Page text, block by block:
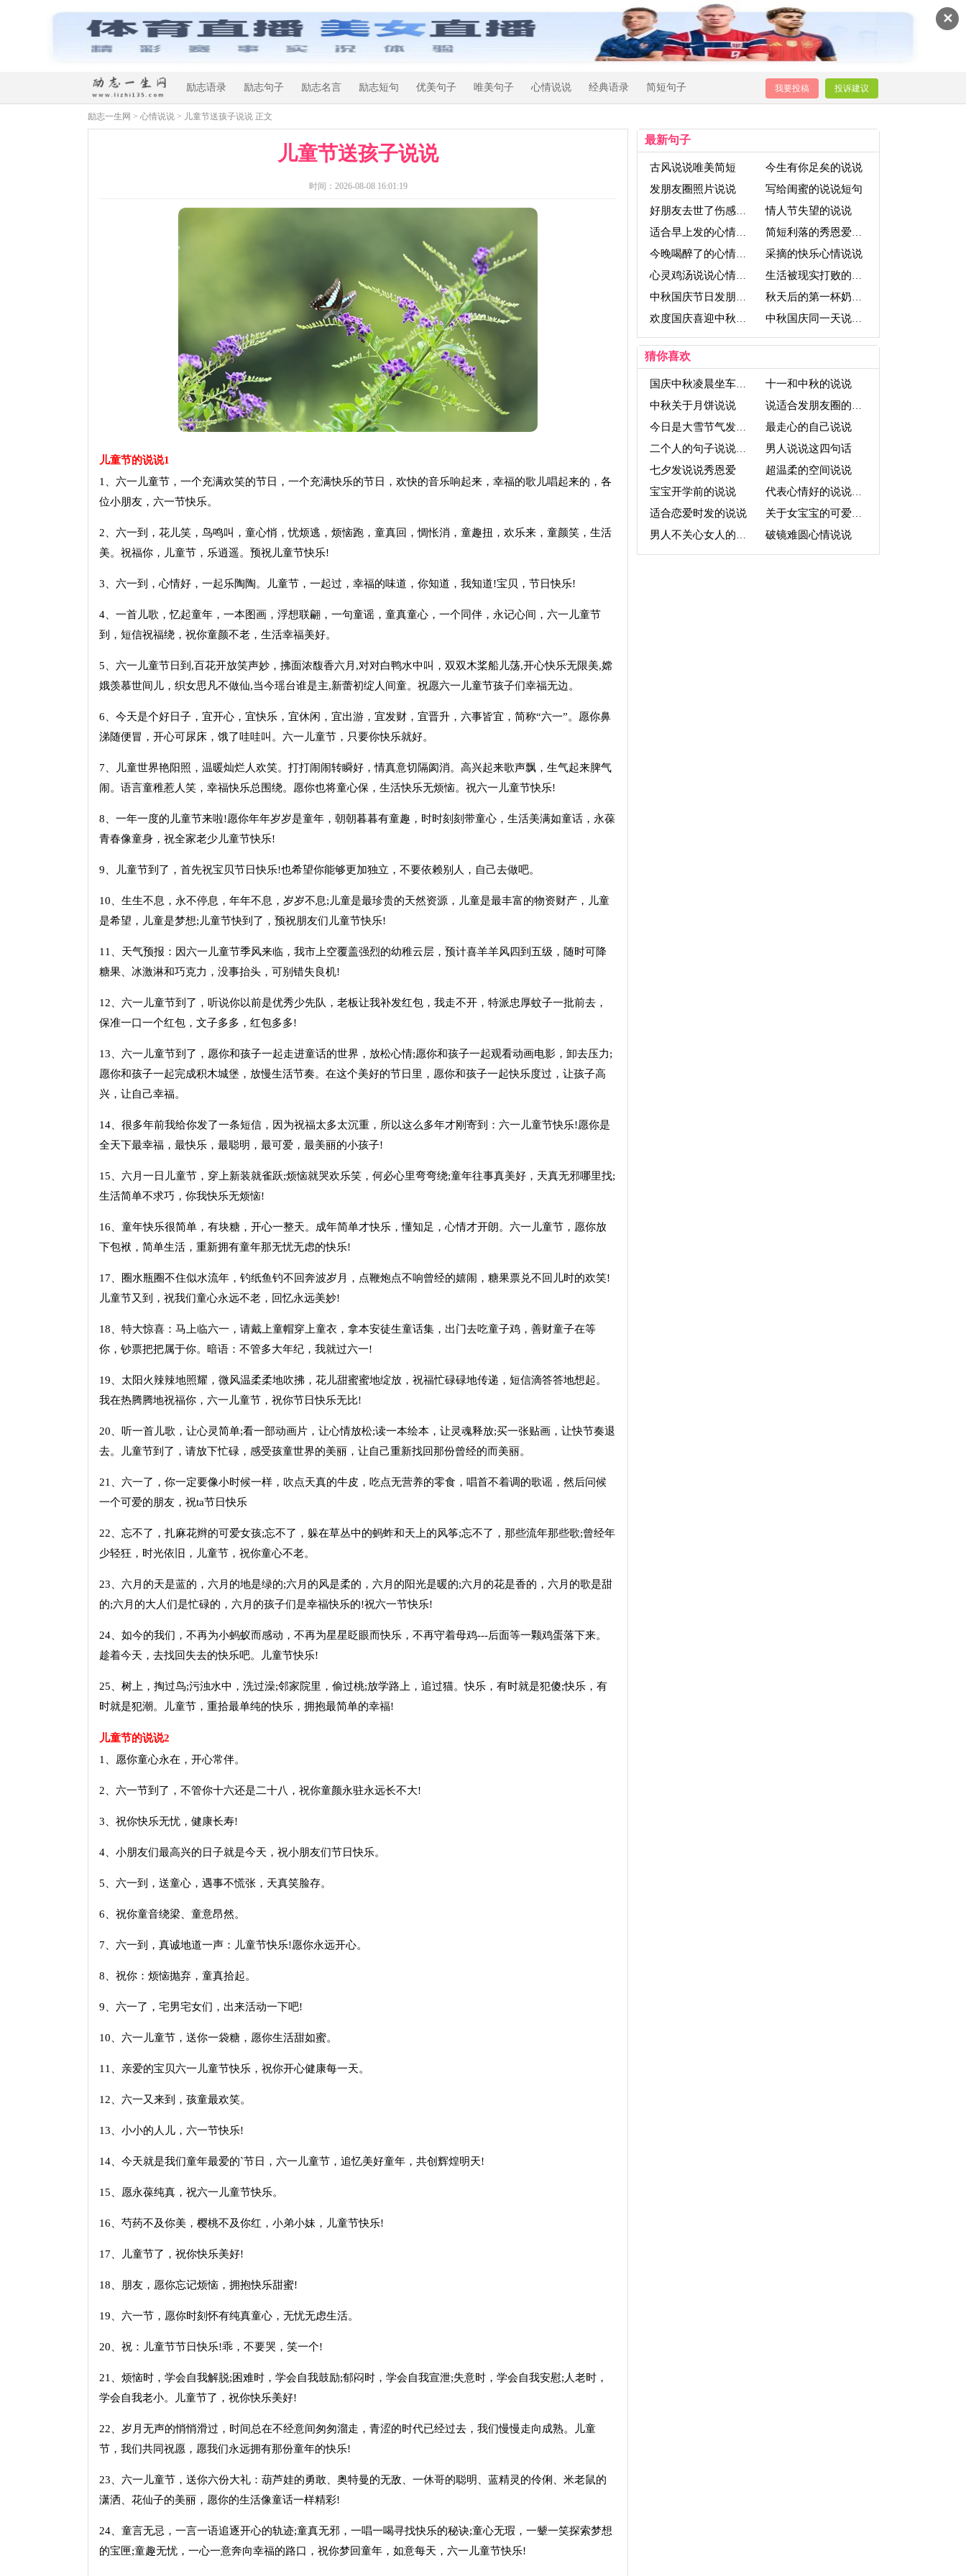
✕
励志语录 励志句子 励志名言 励志短句 优美句子 唯美句子 心情说说 经典语录 简短句子 我要投稿 投诉建议
励志一生网 > 心情说说 > 儿童节送孩子说说 正文
儿童节送孩子说说
时间：2026-08-08 16:01:19
儿童节的说说1
1、六一儿童节，一个充满欢笑的节日，一个充满快乐的节日，欢快的音乐响起来，幸福的歌儿唱起来的，各
位小朋友，六一节快乐。
2、六一到，花儿笑，鸟鸣叫，童心悄，忧烦逃，烦恼跑，童真回，惆怅消，童趣扭，欢乐来，童颜笑，生活
美。祝福你，儿童节，乐逍遥。预祝儿童节快乐!
3、六一到，心情好，一起乐陶陶。儿童节，一起过，幸福的味道，你知道，我知道!宝贝，节日快乐!
4、一首儿歌，忆起童年，一本图画，浮想联翩，一句童谣，童真童心，一个同伴，永记心间，六一儿童节
到，短信祝福绕，祝你童颜不老，生活幸福美好。
5、六一儿童节日到,百花开放笑声妙，拂面浓馥香六月,对对白鸭水中叫，双双木桨船儿荡,开心快乐无限美,嫦
娥羡慕世间儿，织女思凡不做仙,当今瑶台谁是主,新蕾初绽人间童。祝愿六一儿童节孩子们幸福无边。
6、今天是个好日子，宜开心，宜快乐，宜休闲，宜出游，宜发财，宜晋升，六事皆宜，简称“六一”。愿你鼻
涕随便冒，开心可尿床，饿了哇哇叫。六一儿童节，只要你快乐就好。
7、儿童世界艳阳照，温暖灿烂人欢笑。打打闹闹转瞬好，情真意切隔阂消。高兴起来歌声飘，生气起来脾气
闹。语言童稚惹人笑，幸福快乐总围绕。愿你也将童心保，生活快乐无烦恼。祝六一儿童节快乐!
8、一年一度的儿童节来啦!愿你年年岁岁是童年，朝朝暮暮有童趣，时时刻刻带童心，生活美满如童话，永葆
青春像童身，祝全家老少儿童节快乐!
9、儿童节到了，首先祝宝贝节日快乐!也希望你能够更加独立，不要依赖别人，自己去做吧。
10、生生不息，永不停息，年年不息，岁岁不息;儿童是最珍贵的天然资源，儿童是最丰富的物资财产，儿童
是希望，儿童是梦想;儿童节快到了，预祝朋友们儿童节快乐!
11、天气预报：因六一儿童节季风来临，我市上空覆盖强烈的幼稚云层，预计喜羊羊风四到五级，随时可降
糖果、冰激淋和巧克力，没事抬头，可别错失良机!
12、六一儿童节到了，听说你以前是优秀少先队，老板让我补发红包，我走不开，特派忠厚蚊子一批前去，
保准一口一个红包，文子多多，红包多多!
13、六一儿童节到了，愿你和孩子一起走进童话的世界，放松心情;愿你和孩子一起观看动画电影，卸去压力;
愿你和孩子一起完成积木城堡，放慢生活节奏。在这个美好的节日里，愿你和孩子一起快乐度过，让孩子高
兴，让自己幸福。
14、很多年前我给你发了一条短信，因为祝福太多太沉重，所以这么多年才刚寄到：六一儿童节快乐!愿你是
全天下最幸福，最快乐，最聪明，最可爱，最美丽的小孩子!
15、六月一日儿童节，穿上新装就雀跃;烦恼就哭欢乐笑，何必心里弯弯绕;童年往事真美好，天真无邪哪里找;
生活简单不求巧，你我快乐无烦恼!
16、童年快乐很简单，有块糖，开心一整天。成年简单才快乐，懂知足，心情才开朗。六一儿童节，愿你放
下包袱，简单生活，重新拥有童年那无忧无虑的快乐!
17、圈水瓶圈不住似水流年，钓纸鱼钓不回奔波岁月，点鞭炮点不响曾经的嬉闹，糖果票兑不回儿时的欢笑!
儿童节又到，祝我们童心永远不老，回忆永远美妙!
18、特大惊喜：马上临六一，请戴上童帽穿上童衣，拿本安徒生童话集，出门去吃童子鸡，善财童子在等
你，钞票把把属于你。暗语：不管多大年纪，我就过六一!
19、太阳火辣辣地照耀，微风温柔柔地吹拂，花儿甜蜜蜜地绽放，祝福忙碌碌地传递，短信滴答答地想起。
我在热腾腾地祝福你，六一儿童节，祝你节日快乐无比!
20、听一首儿歌，让心灵简单;看一部动画片，让心情放松;读一本绘本，让灵魂释放;买一张贴画，让快节奏退
去。儿童节到了，请放下忙碌，感受孩童世界的美丽，让自己重新找回那份曾经的而美丽。
21、六一了，你一定要像小时候一样，吹点天真的牛皮，吃点无营养的零食，唱首不着调的歌谣，然后问候
一个可爱的朋友，祝ta节日快乐
22、忘不了，扎麻花辫的可爱女孩;忘不了，躲在草丛中的蚂蚱和天上的风筝;忘不了，那些流年那些歌;曾经年
少轻狂，时光依旧，儿童节，祝你童心不老。
23、六月的天是蓝的，六月的地是绿的;六月的风是柔的，六月的阳光是暖的;六月的花是香的，六月的歌是甜
的;六月的大人们是忙碌的，六月的孩子们是幸福快乐的!祝六一节快乐!
24、如今的我们，不再为小蚂蚁而感动，不再为星星眨眼而快乐，不再守着母鸡---后面等一颗鸡蛋落下来。
趁着今天，去找回失去的快乐吧。儿童节快乐!
25、树上，掏过鸟;污浊水中，洗过澡;邻家院里，偷过桃;放学路上，追过猫。快乐，有时就是犯傻;快乐，有
时就是犯潮。儿童节，重拾最单纯的快乐，拥抱最简单的幸福!
儿童节的说说2
1、愿你童心永在，开心常伴。
2、六一节到了，不管你十六还是二十八，祝你童颜永驻永远长不大!
3、祝你快乐无忧，健康长寿!
4、小朋友们最高兴的日子就是今天，祝小朋友们节日快乐。
5、六一到，送童心，遇事不慌张，天真笑脸存。
6、祝你童音绕梁、童意昂然。
7、六一到，真诚地道一声：儿童节快乐!愿你永远开心。
8、祝你：烦恼抛弃，童真拾起。
9、六一了，宅男宅女们，出来活动一下吧!
10、六一儿童节，送你一袋糖，愿你生活甜如蜜。
11、亲爱的宝贝六一儿童节快乐，祝你开心健康每一天。
12、六一又来到，孩童最欢笑。
13、小小的人儿，六一节快乐!
14、今天就是我们童年最爱的`节日，六一儿童节，追忆美好童年，共创辉煌明天!
15、愿永葆纯真，祝六一儿童节快乐。
16、芍药不及你美，樱桃不及你红，小弟小妹，儿童节快乐!
17、儿童节了，祝你快乐美好!
18、朋友，愿你忘记烦恼，拥抱快乐甜蜜!
19、六一节，愿你时刻怀有纯真童心，无忧无虑生活。
20、祝：儿童节节日快乐!乖，不要哭，笑一个!
21、烦恼时，学会自我解脱;困难时，学会自我鼓励;郁闷时，学会自我宣泄;失意时，学会自我安慰;人老时，
学会自我老小。儿童节了，祝你快乐美好!
22、岁月无声的悄悄滑过，时间总在不经意间匆匆溜走，青涩的时代已经过去，我们慢慢走向成熟。儿童
节，我们共同祝愿，愿我们永远拥有那份童年的快乐!
23、六一儿童节，送你六份大礼：葫芦娃的勇敢、奥特曼的无敌、一休哥的聪明、蓝精灵的伶俐、米老鼠的
潇洒、花仙子的美丽，愿你的生活像童话一样精彩!
24、童言无忌，一言一语追逐开心的轨迹;童真无邪，一唱一喝寻找快乐的秘诀;童心无瑕，一颦一笑探索梦想
的宝匣;童趣无忧，一心一意奔向幸福的路口，祝你梦回童年，如意每天，六一儿童节快乐!
最新句子
古风说说唯美简短
今生有你足矣的说说
发朋友圈照片说说
写给闺蜜的说说短句
好朋友去世了伤感说说 情人节失望的说说
适合早上发的心情说说
简短利落的秀恩爱说说
今晚喝醉了的心情说说
采摘的快乐心情说说
心灵鸡汤说说心情短句
中秋国庆同一天说说简短
猜你喜欢
国庆中秋凌晨坐车回家说说
十一和中秋的说说
中秋关于月饼说说
说适合发朋友圈的说说
今日是大雪节气发说说
最走心的自己说说
二个人的句子说说心情
男人说说这四句话
七夕发说说秀恩爱
超温柔的空间说说
宝宝开学前的说说
代表心情好的说说句子
适合恋爱时发的说说
关于女宝宝的可爱说说
男人不关心女人的说说
破镜难圆心情说说